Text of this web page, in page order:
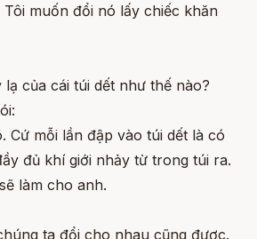
Tôi muốn đổi nó lấy chiếc khăn
của cái túi dết như thế nào?
Cứ mỗi lần đập vào túi dết là có
đủ khí giới nhảy từ trong túi ra.
làm cho anh.
ta đổi cho nhau cũng được.